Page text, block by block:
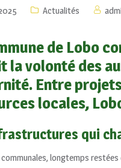
Actualités
de Lobo
la volonté des
Entre
locales,
qui
longtemps